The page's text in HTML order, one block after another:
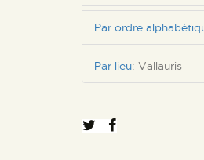
Par ordre
Par lieu: Vallauris